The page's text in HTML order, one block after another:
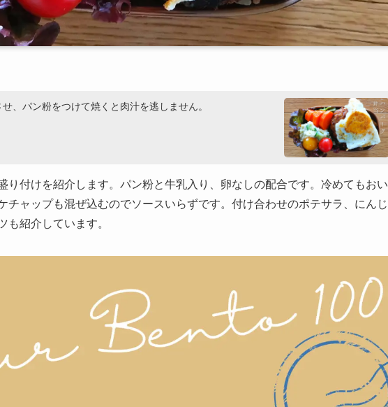
、パン粉をつけて焼くと肉汁を逃しません。
り付けを紹介します。パン粉と牛乳入り、卵なしの配合です。冷めてもおい
チャップも混ぜ込むのでソースいらずです。付け合わせのポテサラ、にんじ
も紹介しています。